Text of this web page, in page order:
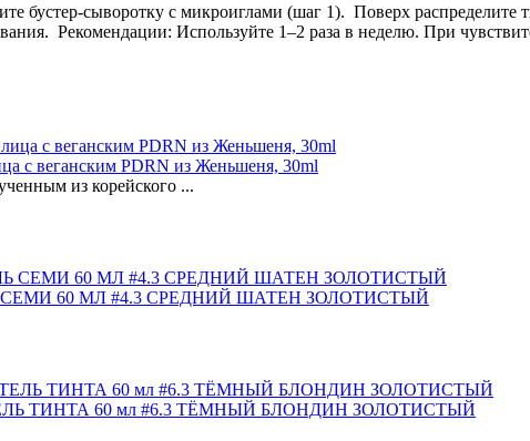
сыворотку с микроиглами (шаг 1). Поверх распределите
Рекомендации: Используйте 1–2 раза в неделю. При
с веганским PDRN из Женьшеня, 30ml
из корейского ...
60 МЛ #4.3 СРЕДНИЙ ШАТЕН ЗОЛОТИСТЫЙ
ТИНТА 60 мл #6.3 ТЁМНЫЙ БЛОНДИН ЗОЛОТИСТЫЙ